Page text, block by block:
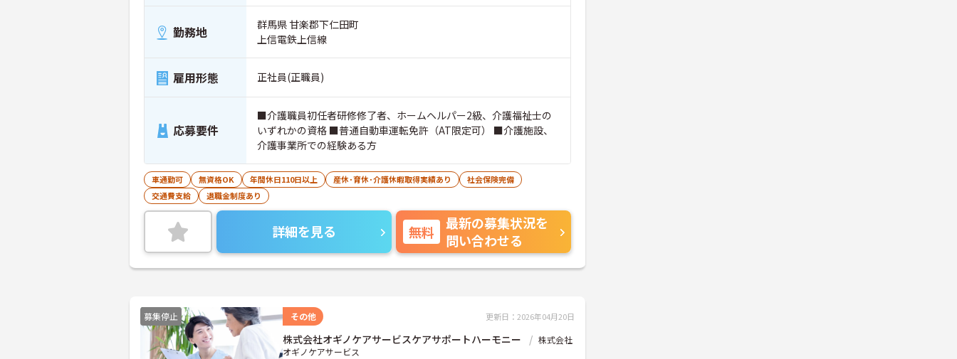
勤務地
群馬県 甘楽郡下仁田町
上信電鉄上信線
雇用形態 正社員(正職員)
応募要件
■介護職員初任者研修修了者、ホームヘルパー2級、介護福祉士の
いずれかの資格 ■普通自動車運転免許（AT限定可） ■介護施設、
介護事業所での経験ある方
車通勤可 無資格OK 年間休日110日以上 産休･育休･介護休暇取得実績あり
社会保険完備
交通費支給
退職金制度あり
詳細を見る 無料
最新の募集状況を
問い合わせる
募集停止 その他 更新日：2026年04月20日
株式会社オギノケアサービスケアサポートハーモニー
株式会社
オギノケアサービス